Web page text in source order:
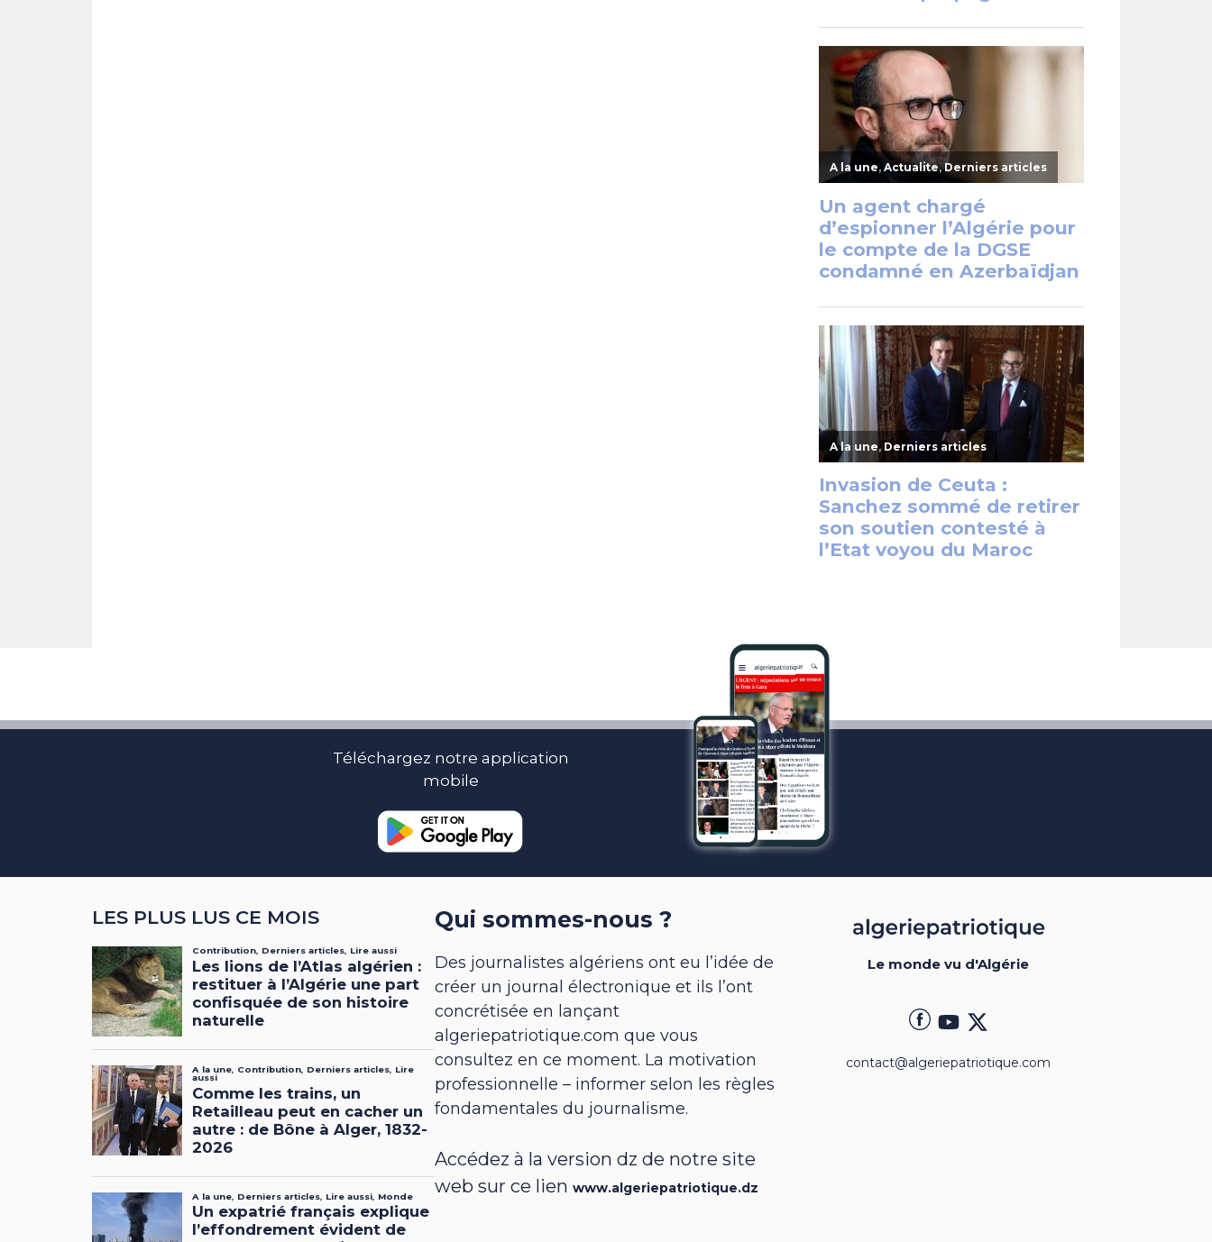
Téléchargez notre application
mobile
LES PLUS LUS CE MOIS Qui sommes-nous ?
Des journalistes algériens ont eu l’idée de
créer un journal électronique et ils l’ont
concrétisée en lançant
algeriepatriotique.com que vous
consultez en ce moment. La motivation
professionnelle – informer selon les règles
fondamentales du journalisme.
Accédez à la version dz de notre site
web sur ce lienwww.algeriepatriotique.dz
Le monde vu d'Algérie
contact@algeriepatriotique.com